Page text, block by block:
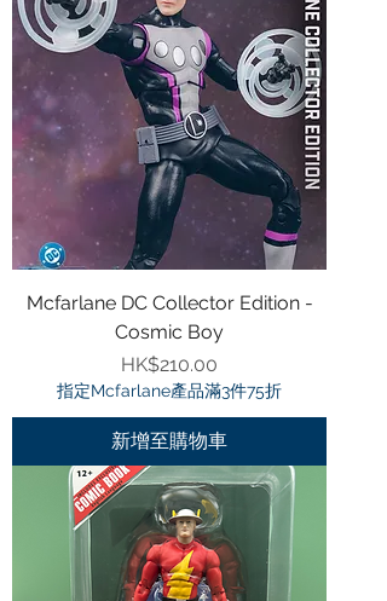
Mcfarlane DC Collector Edition -
Cosmic Boy
價格
HK$210.00
指定Mcfarlane產品滿3件75折
新增至購物車